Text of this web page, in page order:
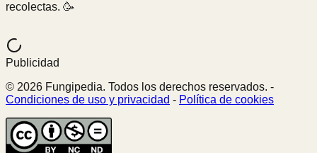
recolectas. 🥳
Publicidad
© 2026 Fungipedia. Todos los derechos reservados. -
Condiciones de uso y privacidad - Política de cookies